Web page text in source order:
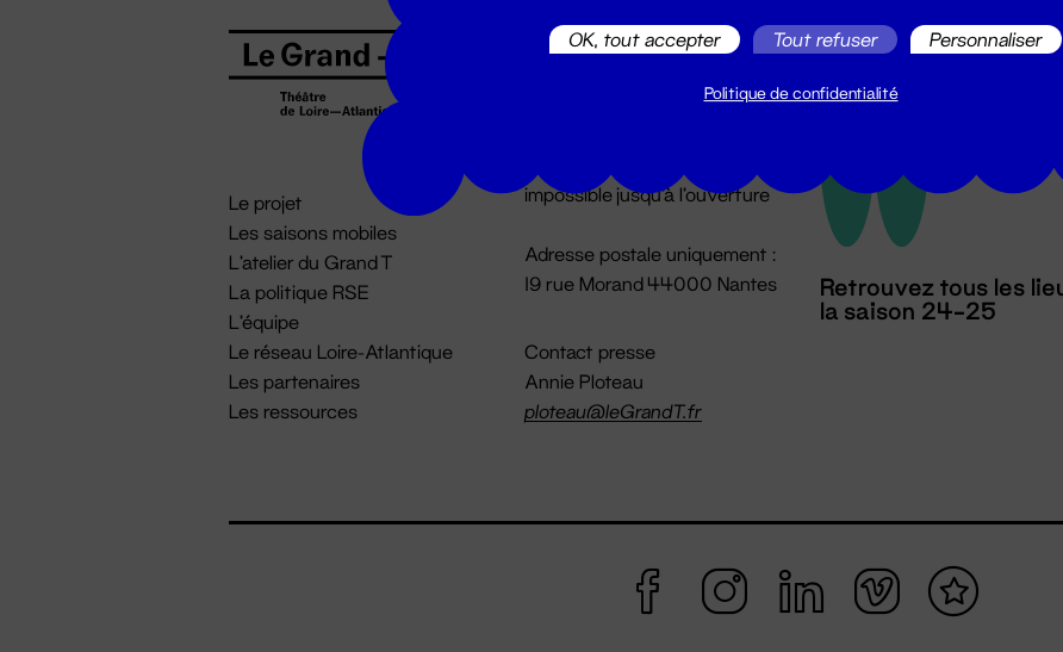
Le projet
Les saisons mobiles
L'atelier du Grand T
La politique RSE
L'équipe
Le réseau Loire-Atlantique
Les partenaires
Les ressources
Billetterie
billetterie@leGrandT.fr
impossible jusqu'à l'ouverture
Adresse postale uniquement :
19 rue Morand 44000 Nantes
Contact presse
Annie Ploteau
ploteau@leGrandT.fr
Retrouvez tous les
la saison 24-25
OK, tout accepter Tout refuser Personnaliser
Politique de confidentialité